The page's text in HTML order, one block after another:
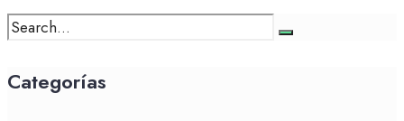
Search
for:
Categorías